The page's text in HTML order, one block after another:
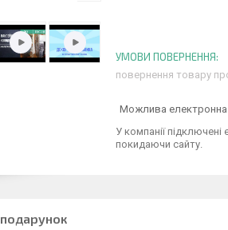
повернення товару
У компанії
покидаючи сайту.